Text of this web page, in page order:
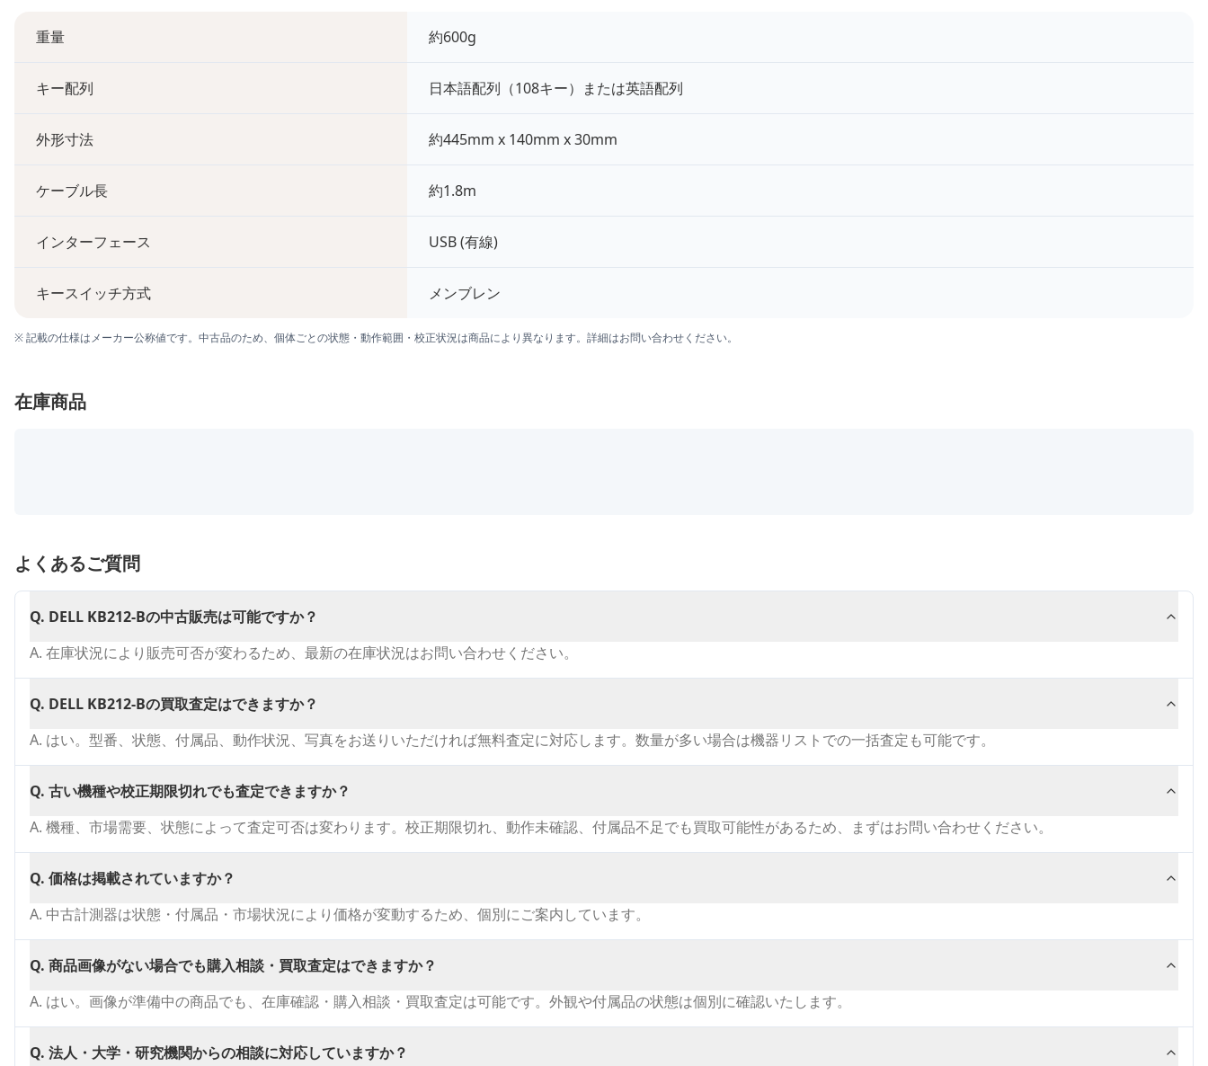
重量 約600g
キー配列 日本語配列（108キー）または英語配列
外形寸法 約445mm x 140mm x 30mm
ケーブル長 約1.8m
インターフェース USB (有線)
キースイッチ方式 メンブレン
※ 記載の仕様はメーカー公称値です。中古品のため、個体ごとの状態・動作範囲・校正状況は商品により異なります。詳細はお問い合わせください。
在庫商品
よくあるご質問
Q. DELL KB212-Bの中古販売は可能ですか？
A. 在庫状況により販売可否が変わるため、最新の在庫状況はお問い合わせください。
Q. DELL KB212-Bの買取査定はできますか？
A. はい。型番、状態、付属品、動作状況、写真をお送りいただければ無料査定に対応します。数量が多い場合は機器リストでの一括査定も可能です。
Q. 古い機種や校正期限切れでも査定できますか？
A. 機種、市場需要、状態によって査定可否は変わります。校正期限切れ、動作未確認、付属品不足でも買取可能性があるため、まずはお問い合わせください。
Q. 価格は掲載されていますか？
A. 中古計測器は状態・付属品・市場状況により価格が変動するため、個別にご案内しています。
Q. 商品画像がない場合でも購入相談・買取査定はできますか？
A. はい。画像が準備中の商品でも、在庫確認・購入相談・買取査定は可能です。外観や付属品の状態は個別に確認いたします。
Q. 法人・大学・研究機関からの相談に対応していますか？